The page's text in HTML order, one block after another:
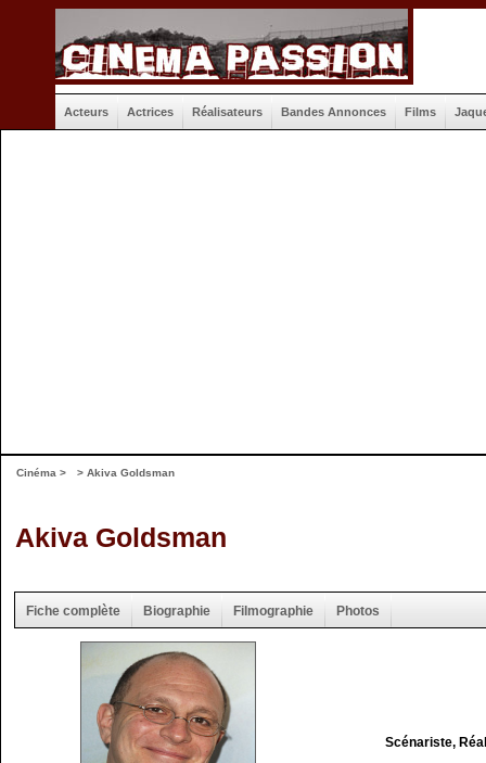
Acteurs Actrices Réalisateurs Bandes Annonces Films
Cinéma > > Akiva Goldsman
Akiva Goldsman
Fiche complète Biographie Filmographie Photos
Scénariste,